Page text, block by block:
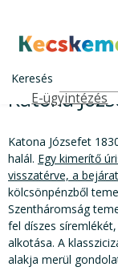
tartalomra
Kecskemét
Keresés
Felső navigáció
E-ügyintézés
Katona
Katona
Katona Józsefet
halál. Egy kimerítő
visszatérve, a
kölcsönpénzből
Szentháromság
fel díszes
alkotása. A
alakja merül